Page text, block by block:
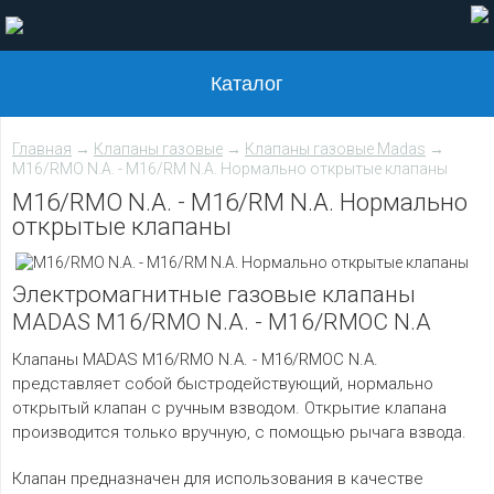
Каталог
Главная → Клапаны газовые → Клапаны газовые Madas →
M16/RMO N.A. - M16/RM N.A. Нормально открытые клапаны
M16/RMO N.A. - M16/RM N.A. Нормально
открытые клапаны
Электромагнитные газовые клапаны
MADAS M16/RMO N.A. - M16/RMOC N.A
Клапаны MADAS M16/RMO N.A. - M16/RMOC N.A.
представляет собой быстродействующий, нормально
открытый клапан с ручным взводом. Открытие клапана
производится только вручную, с помощью рычага взвода.
Клапан предназначен для использования в качестве